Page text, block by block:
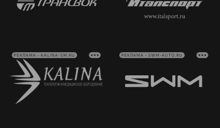
РЕКЛАМА • KALINA-SM.RU РЕКЛАМА • SWM-AUTO.RU